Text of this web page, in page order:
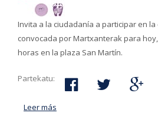
Invita a la ciudadanía a participar en la
convocada por Martxanterak para
horas en la plaza San Martín.
Partekatu:
Leer más